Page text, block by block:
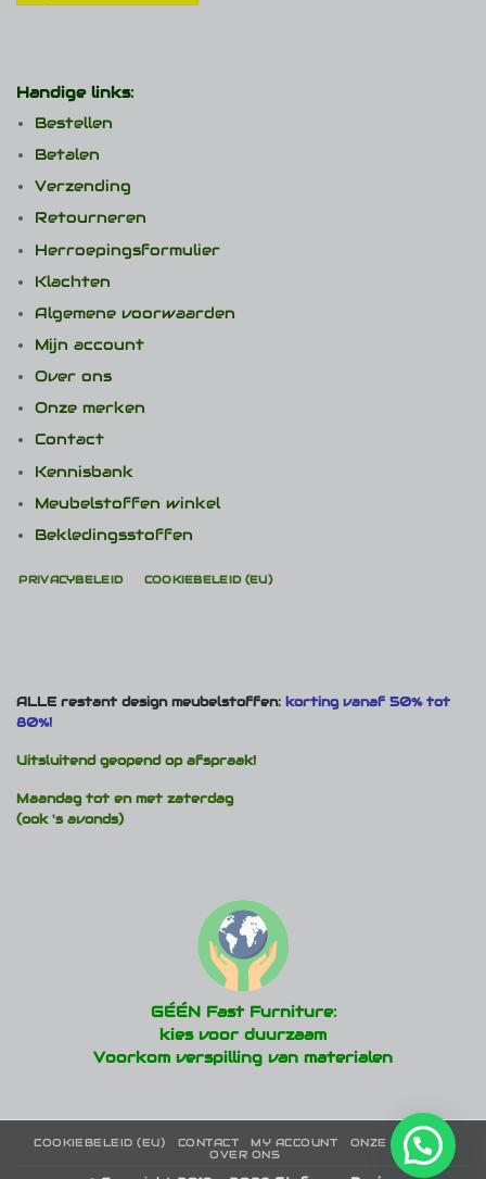
Handige links:
Bestellen
Betalen
Verzending
Retourneren
Herroepingsformulier
Klachten
Algemene voorwaarden
Mijn account
Over ons
Onze merken
Contact
Kennisbank
Meubelstoffen winkel
Bekledingsstoffen
PRIVACYBELEID COOKIEBELEID (EU)
ALLE restant design meubelstoffen: korting vanaf 50% tot
80%!
Uitsluitend geopend op afspraak!
Maandag tot en met zaterdag
(ook 's avonds)
GÉÉN Fast Furniture:
kies voor duurzaam
Voorkom verspilling van materialen
COOKIEBELEID (EU) CONTACT MY ACCOUNT
ONZE MERKEN
OVER ONS